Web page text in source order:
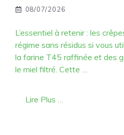
08/07/2026
L’essentiel à retenir : les
régime sans résidus si vous
la farine T45 raffinée et des
le miel filtré. Cette …
Lire Plus …